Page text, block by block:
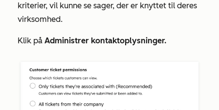
kriterier, vil kunne se sager, der er knyttet til deres
virksomhed.
Klik på Administrer kontaktoplysninger.